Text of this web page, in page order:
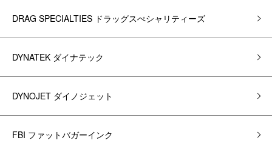
DRAG SPECIALTIES ドラッグスぺシャリティーズ
DYNATEK ダイナテック
DYNOJET ダイノジェット
FBI ファットバガーインク